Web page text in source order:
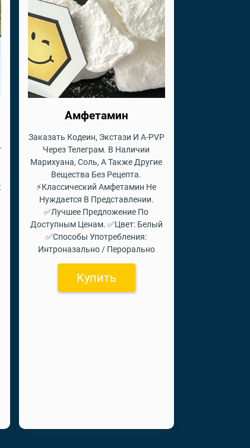
Амфетамин
Заказать Кодеин, Экстази И A-PVP
Через Телеграм. В Наличии
Марихуана, Соль, А Также Другие
Вещества Без Рецепта.
⚡Классический Амфетамин Не
Нуждается В Представлении.
✅Лучшее Предложение По
Доступным Ценам. ✅Цвет: Белый
✅Способы Употребления:
Интроназально / Перорально
Купить